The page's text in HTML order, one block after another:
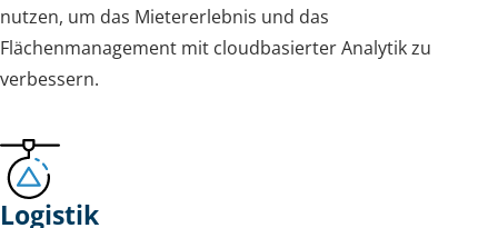
nutzen, um das Mietererlebnis und das
Flächenmanagement mit cloudbasierter Analytik zu
verbessern.
Logistik